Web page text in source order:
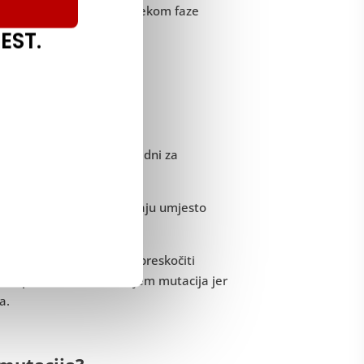
najbolje funkcionira tijekom faze
bijele kutije nisu prikladni za
– u kojem bi se slučaju umjesto
zbog čega bi mogle preskočiti
potrebu za testiranjem mutacija jer